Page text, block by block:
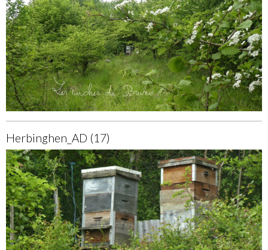
Herbinghen_AD (17)